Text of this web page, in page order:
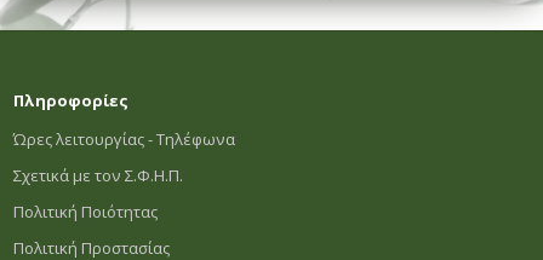
Πληροφορίες
Ώρες λειτουργίας - Τηλέφωνα
Σχετικά με τον Σ.Φ.Η.Π.
Πολιτική Ποιότητας
Πολιτική Προστασίας